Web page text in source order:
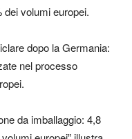
dei volumi europei.
dopo la Germania:
nel processo
da imballaggio: 4,8